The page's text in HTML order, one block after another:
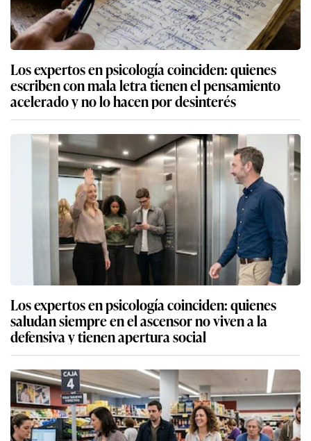
Los expertos en psicología coinciden: quienes
escriben con mala letra tienen el pensamiento
acelerado y no lo hacen por desinterés
Los expertos en psicología coinciden: quienes
saludan siempre en el ascensor no viven a la
defensiva y tienen apertura social